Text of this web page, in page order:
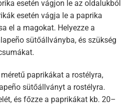
esetén vágjon le az oldalukból
esetén vágja le a paprika
el a magokat. Helyezze a
sütőállványba, és szükség
paprikákat a rostélyra,
sütőállványt a rostélyra.
és főzze a paprikákat kb. 20–